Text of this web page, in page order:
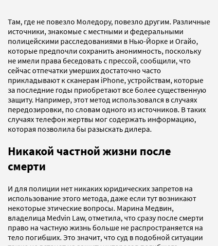
Там, где не повезло Моледору, повезло другим. Различные
источники, знакомые с местными и федеральными
полицейскими расследованиями в Нью-Йорке и Огайо,
которые предпочли сохранить анонимность, поскольку
не имели права беседовать с прессой, сообщили, что
сейчас отпечатки умерших достаточно часто
прикладывают к сканерам iPhone, устройствам, которые
за последние годы приобретают все более существенную
защиту. Например, этот метод использовался в случаях
передозировки, по словам одного из источников. В таких
случаях телефон жертвы мог содержать информацию,
которая позволила бы разыскать дилера.
Никакой частной жизни после
смерти
И для полиции нет никаких юридических запретов на
использование этого метода, даже если тут возникают
некоторые этические вопросы. Марина Медвин,
владелица Medvin Law, отметила, что сразу после смерти
право на частную жизнь больше не распространяется на
тело погибших. Это значит, что суд в подобной ситуации